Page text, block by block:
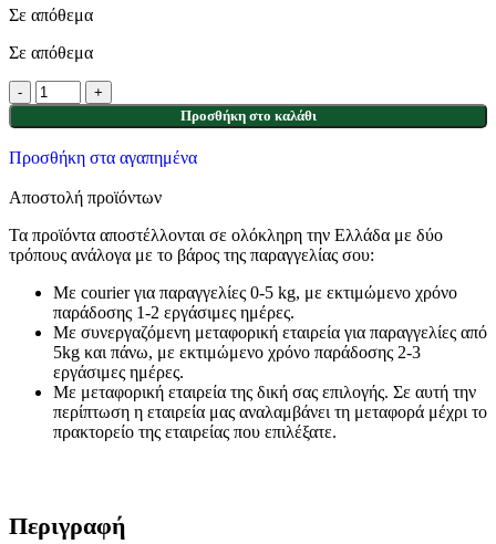
Σε απόθεμα
Σε απόθεμα
Προσθήκη στο καλάθι
Προσθήκη στα αγαπημένα
Αποστολή προϊόντων
Τα προϊόντα αποστέλλονται σε ολόκληρη την Ελλάδα με δύο
τρόπους ανάλογα με το βάρος της παραγγελίας σου:
Με courier για παραγγελίες 0-5 kg, με εκτιμώμενο χρόνο
παράδοσης 1-2 εργάσιμες ημέρες.
Με συνεργαζόμενη μεταφορική εταιρεία για παραγγελίες από
5kg και πάνω, με εκτιμώμενο χρόνο παράδοσης 2-3
εργάσιμες ημέρες.
Με μεταφορική εταιρεία της δική σας επιλογής. Σε αυτή την
περίπτωση η εταιρεία μας αναλαμβάνει τη μεταφορά μέχρι το
πρακτορείο της εταιρείας που επιλέξατε.
Περιγραφή